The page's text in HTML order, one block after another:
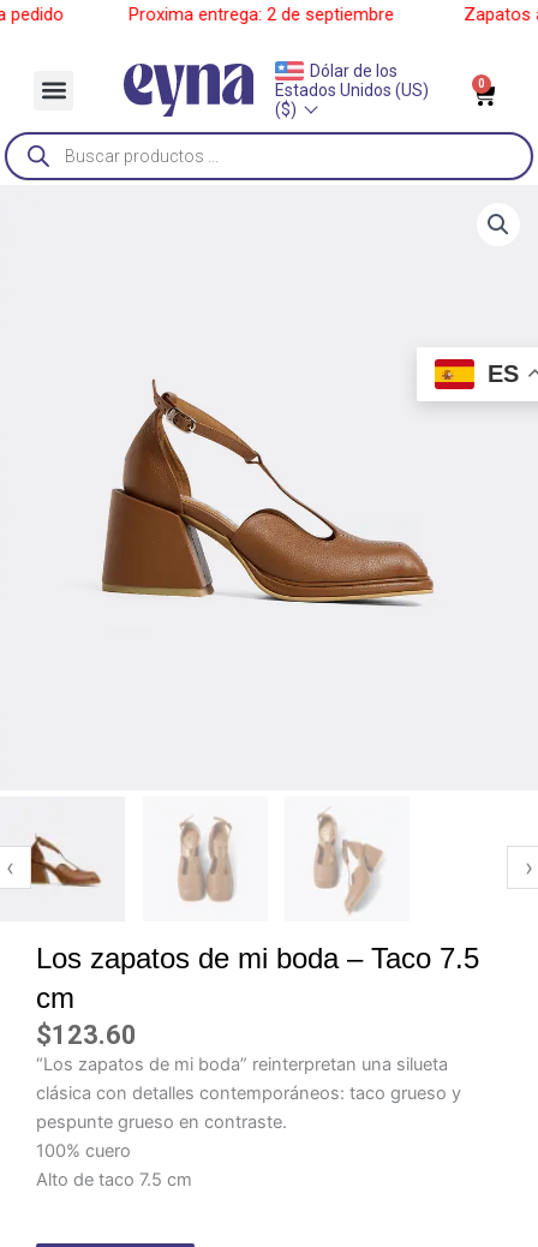
Ir
______ Proxima entrega: 2 de septiembre______ Zapatos a
Menu
Dólar de los
Estados Unidos (US)
($)
0
Búsqueda
de
productos
‹ ›
Los zapatos de mi boda – Taco 7.5
cm
$123.60
“Los zapatos de mi boda” reinterpretan una silueta
clásica con detalles contemporáneos: taco grueso y
pespunte grueso en contraste.
100% cuero
Alto de taco 7.5 cm
ES